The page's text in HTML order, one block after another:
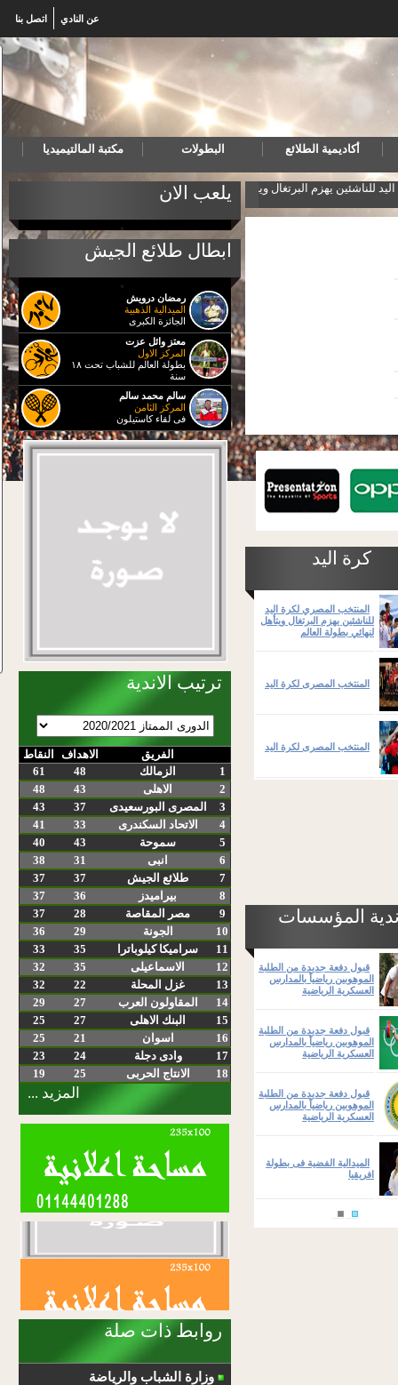
اتصل بنا عن النادي
أكاديمية الطلائع البطولات مكتبة المالتيميديا
يلعب الان
ابطال طلائع الجيش
رمضان درويش
الميدالية الذهبية
الجائزة الكبرى
معتز وائل عزت
المركز الاول
بطولة العالم للشباب تحت ١٨
سنة
سالم محمد سالم
المركز الثامن
فى لقاء كاستيلون
ترتيب الاندية
الفريق الاهداف
النقاط
1
الزمالك 48
61
2
الاهلى 43
48
3
المصرى البورسعيدى 37
43
4
الاتحاد السكندرى 33
41
5
سموحة 43
40
6
انبى 31
38
7
طلائع الجيش 37
37
8
بيراميدز 36
37
9
مصر المقاصة 28
37
10
الجونة 29
36
11
سراميكا كيلوباترا 35
33
12
الاسماعيلى 35
32
13
غزل المحلة 22
32
14
المقاولون العرب 27
29
15
البنك الاهلى 27
25
16
اسوان 21
25
17
وادى دجلة 24
23
18
الانتاج الحربى 25
19
المزيد ...
روابط ذات صلة
وزارة الشباب والرياضة
المنتخب المصري لكرة اليد للناشئين يهزم البرتغال
كرة اليد
المنتخب المصري لكرة اليد
للناشئين يهزم البرتغال ويتأهل
لنهائي بطولة العالم
المنتخب المصرى لكرة اليد
المنتخب المصرى لكرة اليد
المؤسسات
قبول دفعة جديدة من الطلبة
الموهوبين رياضياً بالمدارس
العسكرية الرياضية
قبول دفعة جديدة من الطلبة
الموهوبين رياضياً بالمدارس
العسكرية الرياضية
قبول دفعة جديدة من الطلبة
الموهوبين رياضياً بالمدارس
العسكرية الرياضية
الميدالية الفضية فى بطولة
افريقيا